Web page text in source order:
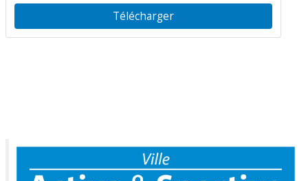
Télécharger